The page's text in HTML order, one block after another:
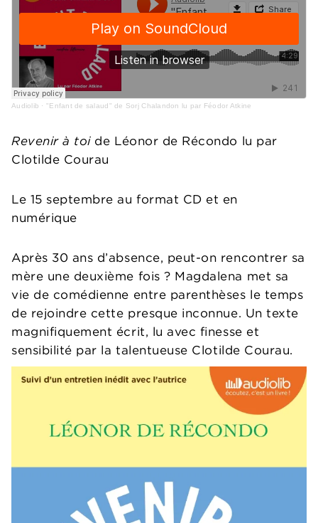
Audiolib · "Enfant de salaud" de Sorj Chalandon lu par Féodor Atkine
Revenir à toi de Léonor de Récondo lu par
Clotilde Courau
Le 15 septembre au format CD et en
numérique
Après 30 ans d’absence, peut-on rencontrer sa
mère une deuxième fois ? Magdalena met sa
vie de comédienne entre parenthèses le temps
de rejoindre cette presque inconnue. Un texte
magnifiquement écrit, lu avec finesse et
sensibilité par la talentueuse Clotilde Courau.